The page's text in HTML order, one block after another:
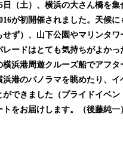
日（土）、横浜の大さん橋を
が初開催されました。天候
せず）、山下公園やマリンタ
レードはとても気持ちがよか
横浜港周遊クルーズ船でアフ
浜港のパノラマを眺めたり、
ができました（プライドイベ
をお届けします。（後藤純一